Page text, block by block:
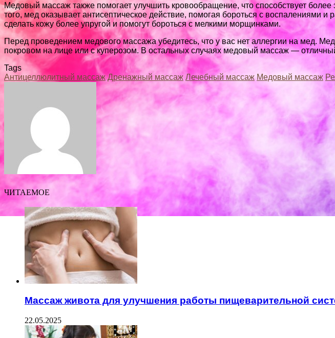
Медовый массаж также помогает улучшить кровообращение, что способствует
того, мед оказывает антисептическое действие, помогая бороться с
сделать кожу более упругой и помогут бороться с мелкими морщинками.
Перед проведением медового массажа убедитесь, что у вас нет аллергии на мед.
покровом на лице или с куперозом. В остальных случаях медовый массаж —
Tags
Антицеллюлитный массаж Дренажный массаж Лечебный массаж Медовый массаж
ЧИТАЕМОЕ
Массаж живота для улучшения работы пищеварительной
22.05.2025